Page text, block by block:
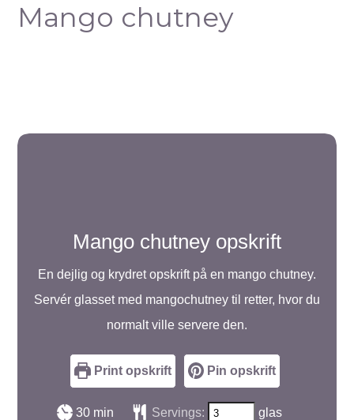
Mango chutney
Mango chutney opskrift
En dejlig og krydret opskrift på en mango chutney.
Servér glasset med mangochutney til retter, hvor du
normalt ville servere den.
Print opskrift Pin opskrift
30minutter
min Servings: glas